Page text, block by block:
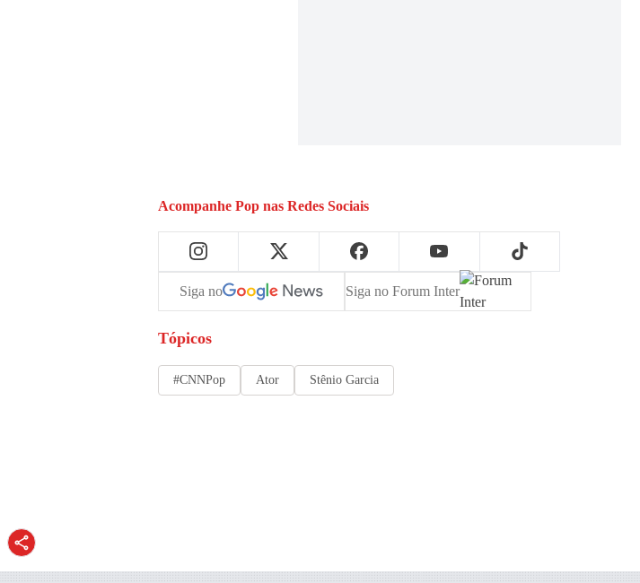
Acompanhe Pop nas Redes Sociais
Siga no Siga no Forum Inter
Tópicos
#CNNPop Ator Stênio Garcia